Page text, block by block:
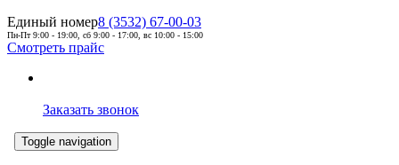
Единый номер8 (3532) 67-00-03
Пн-Пт 9:00 - 19:00, сб 9:00 - 17:00, вс 10:00 - 15:00
Смотреть прайс
Заказать звонок
Toggle navigation